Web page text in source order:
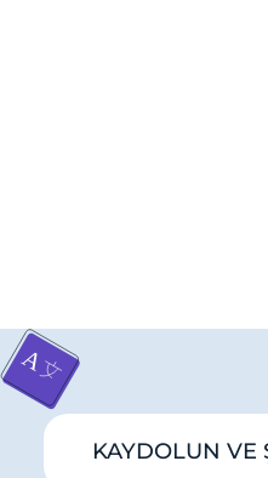
KAYDOLUN VE